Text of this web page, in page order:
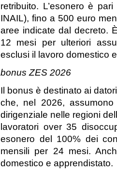
retribuito. L’esonero è
INAIL), fino a 500 euro
aree indicate dal decreto.
12 mesi per ulteriori
esclusi il lavoro domestico
bonus ZES 2026
Il bonus è destinato ai
che, nel 2026,
dirigenziale nelle regioni
lavoratori over 35
esonero del 100% dei
mensili per 24 mesi.
domestico e apprendistato.